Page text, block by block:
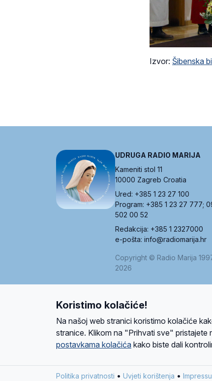
Izvor: Šibenska
UDRUGA RADIO MARIJA
Kameniti stol 11
10000 Zagreb Croatia
Ured: +385 1 23 27 100
Program: +385 1 23 27 777;
502 00 52
Redakcija: +385 1 2327000
e-pošta: info@radiomarija.hr
Copyright © Radio Marija
2026
Ova stranica je zaštićena Google
Koristimo kolačiće!
Na našoj web stranici koristimo kolačiće
stranice. Klikom na "Prihvati sve"
postavkama kolačića kako biste dali
Politika privatnosti • Uvjeti korištenja •